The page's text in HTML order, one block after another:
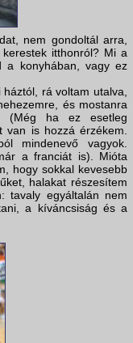
nem gondoltál arra,
itthonról? Mi a
a konyhában, vagy ez
rá voltam utalva,
és mostanra
(Még ha ez esetleg
van is hozzá érzékem.
mindenevő vagyok.
a franciát is). Mióta
hogy sokkal kevesebb
halakat részesítem
tavaly egyáltalán nem
a kíváncsiság és a